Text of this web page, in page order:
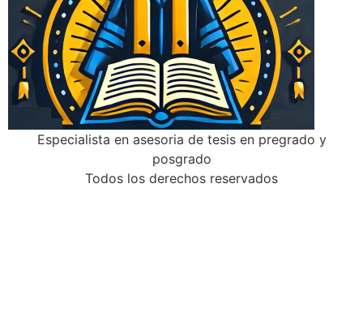
Especialista en asesoria de tesis en pregrado y
posgrado
Todos los derechos reservados